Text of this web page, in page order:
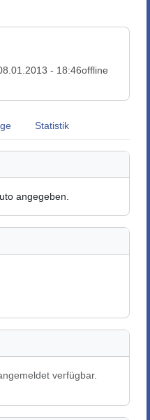
- 18:46offline
Statistik
angegeben.
verfügbar.